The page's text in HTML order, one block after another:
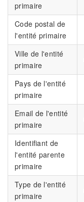
primaire
Code postal de
l'entité primaire
Ville de l'entité
primaire
Pays de l'entité
primaire
Email de l'entité
primaire
Identifiant de
l'entité parente
primaire
Type de l'entité
primaire